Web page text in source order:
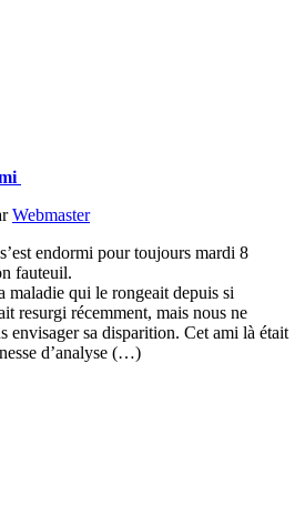
Webmaster
endormi pour toujours mardi 8
fauteuil.
maladie qui le rongeait depuis si
resurgi récemment, mais nous ne
envisager sa disparition. Cet ami là était
d’analyse (…)